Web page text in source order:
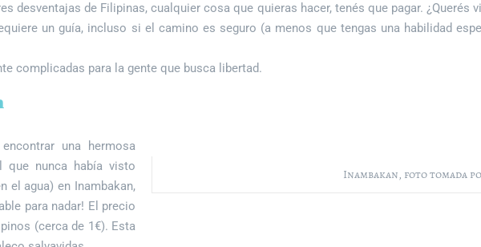
desventajas de Filipinas, cualquier cosa que quieras hacer, tenés que pagar.
un guía, incluso si el camino es seguro (a menos que tengas una habilidad
complicadas para la gente que busca libertad.
una hermosa
que nunca había visto
el agua) en Inambakan,
para nadar! El precio
(cerca de 1€). Esta
Inambakan, foto tomada